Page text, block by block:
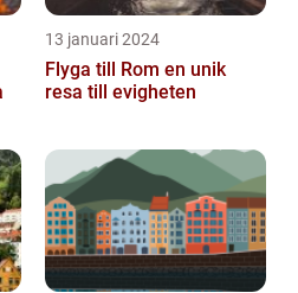
13 januari 2024
Flyga till Rom en unik
resa till evigheten